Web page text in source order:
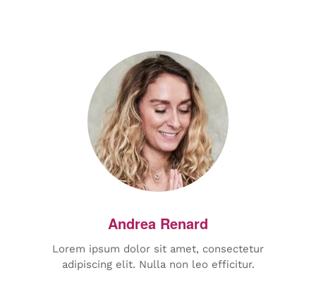
Lorem ipsum dolor sit amet, consectetur
adipiscing elit. Nulla non leo efficitur.